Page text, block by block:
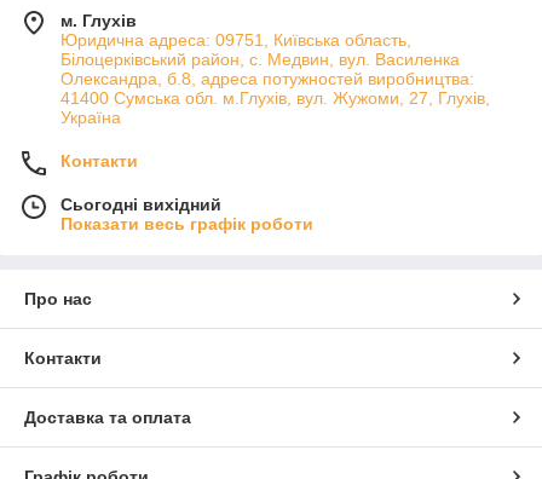
м. Глухів
Юридична адреса: 09751, Київська область,
Білоцерківський район, с. Медвин, вул. Василенка
Олександра, б.8, адреса потужностей виробництва:
41400 Сумська обл. м.Глухів, вул. Жужоми, 27, Глухів,
Україна
Контакти
Сьогодні вихідний
Показати весь графік роботи
Про нас
Контакти
Доставка та оплата